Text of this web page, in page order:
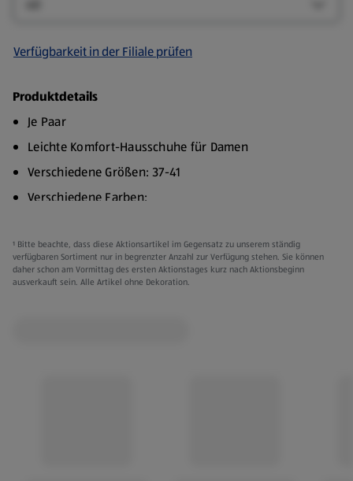
Verfügbarkeit in der Filiale prüfen
Produktdetails
Je Paar
Leichte Komfort-Hausschuhe für Damen
Verschiedene Größen: 37-41
Verschiedene Farben:
Marineblau/Silber
Obermaterial:
¹ Bitte beachte, dass diese Aktionsartikel im Gegensatz zu unserem ständig
verfügbaren Sortiment nur in begrenzter Anzahl zur Verfügung stehen. Sie können
daher schon am Vormittag des ersten Aktionstages kurz nach Aktionsbeginn
ausverkauft sein. Alle Artikel ohne Dekoration.